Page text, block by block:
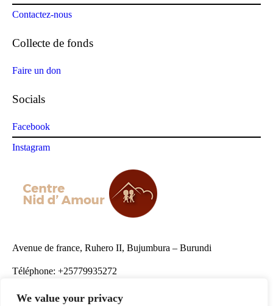
We value your privacy
Contactez-nous
Collecte de fonds
Faire un don
Socials
Facebook
Instagram
Avenue de france, Ruhero II, Bujumbura – Burundi
Téléphone: +25779935272